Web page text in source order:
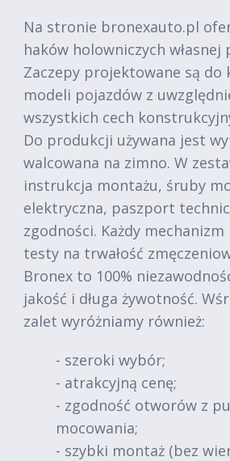
Na stronie bronexauto.pl
haków holowniczych własnej
Zaczepy projektowane są do
modeli pojazdów z
wszystkich cech
Do produkcji używana jest
walcowana na zimno. W
instrukcja montażu, śruby
elektryczna, paszport
zgodności. Każdy
testy na trwałość
Bronex to 100%
jakość i długa żywotność.
zalet wyróżniamy również:
- szeroki wybór;
- atrakcyjną cenę;
- zgodność otworów z
mocowania;
- szybki montaż (bez